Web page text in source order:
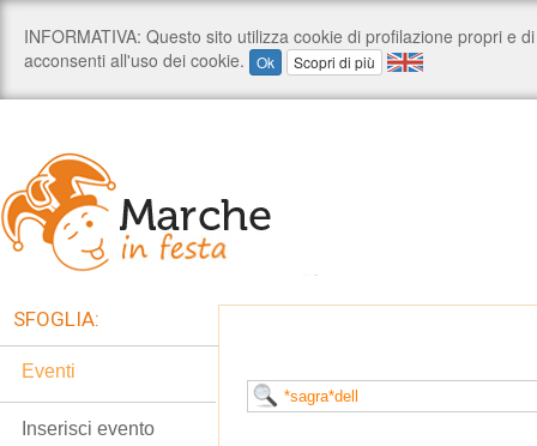
SFOGLIA:
Eventi
Inserisci evento